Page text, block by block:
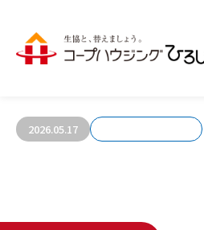
お客さまの
2026.05.17